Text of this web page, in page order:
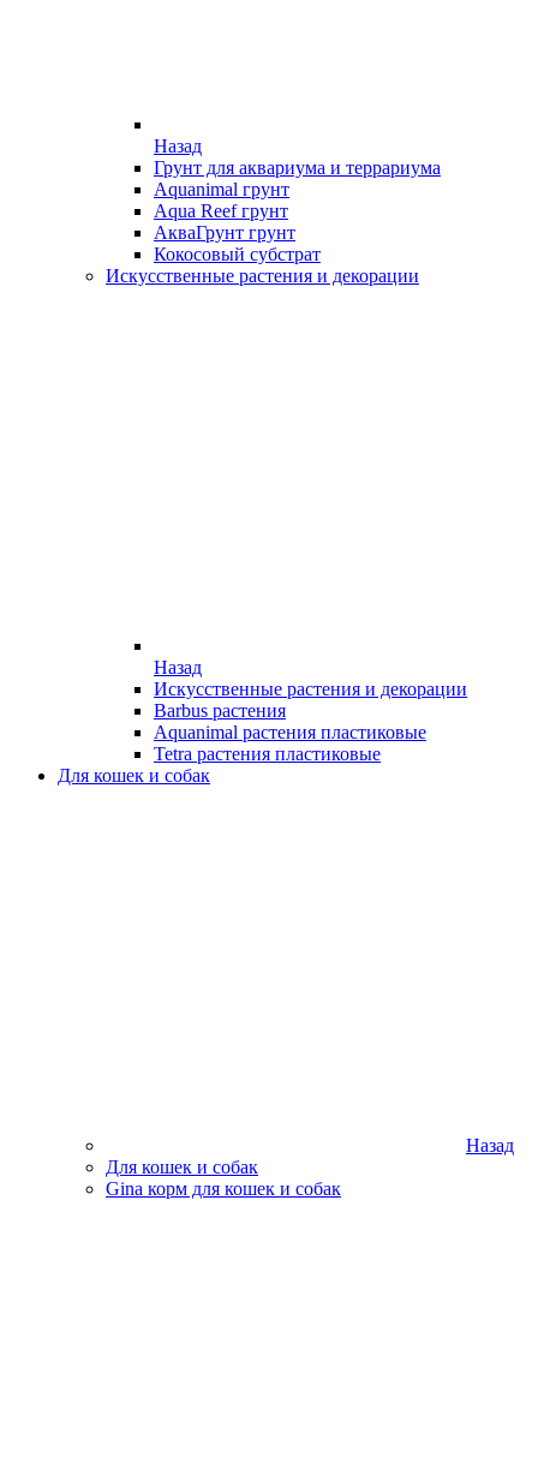
Назад
Грунт для аквариума и террариума
Aquanimal грунт
Aqua Reef грунт
АкваГрунт грунт
Кокосовый субстрат
Искусственные растения и декорации
Назад
Искусственные растения и декорации
Barbus растения
Aquanimal растения пластиковые
Tetra растения пластиковые
Для кошек и собак
Назад
Для кошек и собак
Gina корм для кошек и собак